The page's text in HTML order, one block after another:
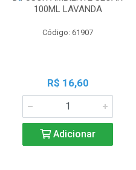
100ML LAVANDA
Código: 61907
R$ 16,60
Adicionar